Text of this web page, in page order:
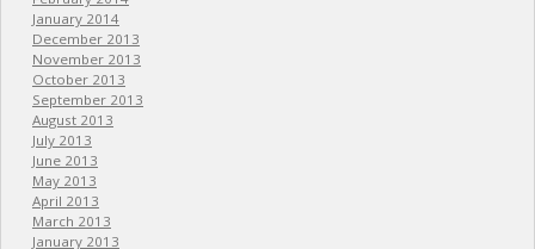
January 2014
December 2013
November 2013
October 2013
September 2013
August 2013
July 2013
June 2013
May 2013
April 2013
March 2013
January 2013